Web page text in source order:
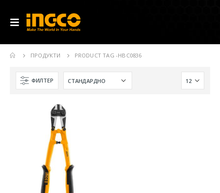
ПРОДУКТИ PRODUCT TAG -HBC0836
ФИЛТЕР